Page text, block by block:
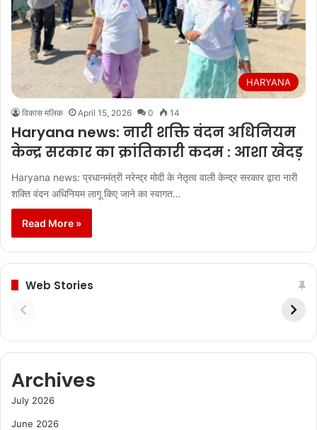
HARYANA
विकास मलिक April 15, 2026 0 14
Haryana news: नारी शक्ति वंदन अधिनियम
केन्द्र सरकार का क्रांतिकारी कदम : आशा खेदड़
Haryana news: प्रधानमंत्री नरेन्द्र मोदी के नेतृत्व वाली केन्द्र सरकार द्वारा नारी
शक्ति वंदन अधिनियम लागू किए जाने का स्वागत…
Read More »
Web Stories
Archives
July 2026
June 2026